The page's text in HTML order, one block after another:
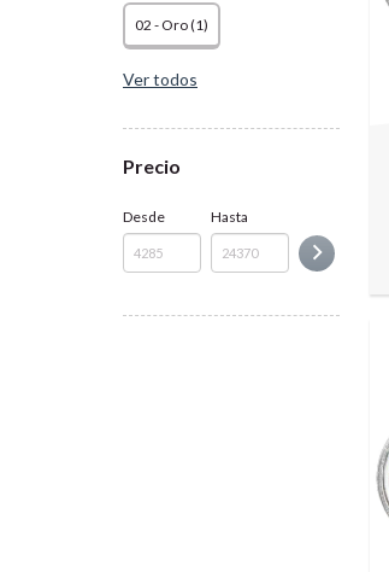
02 - Oro (1)
Ver todos
Precio
Desde Hasta